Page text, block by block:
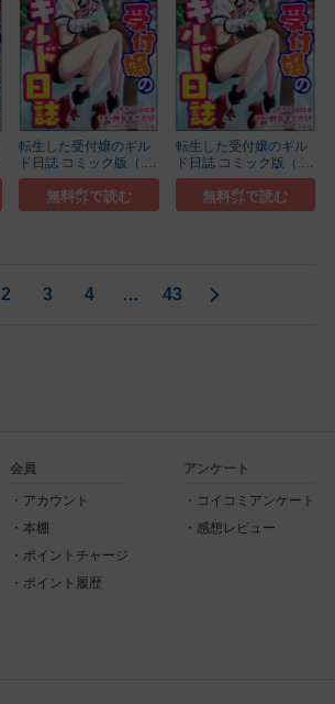
転生した受付嬢のギル
ド日誌 コミック版（...
(14)
無料㌽で読む
転生した受付嬢のギル
ド日誌 コミック版（...
(16)
無料㌽で読む
2 3 4 … 43
会員
アカウント
本棚
ポイントチャージ
ポイント履歴
アンケート
コイコミアンケート
感想レビュー